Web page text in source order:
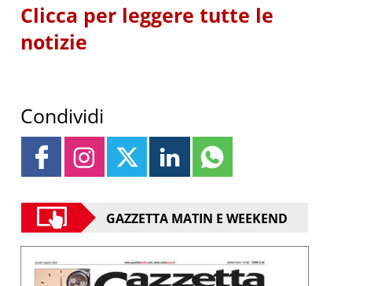
Clicca per leggere tutte le
notizie
Condividi
GAZZETTA MATIN E WEEKEND